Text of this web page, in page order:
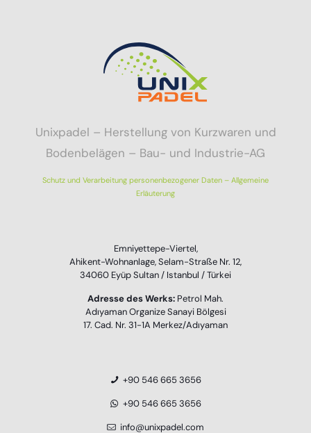
Unixpadel – Herstellung von Kurzwaren und
Bodenbelägen – Bau- und Industrie-AG
Schutz und Verarbeitung personenbezogener Daten – Allgemeine
Erläuterung
Emniyettepe-Viertel,
Ahikent-Wohnanlage, Selam-Straße Nr. 12,
34060 Eyüp Sultan / Istanbul / Türkei
Adresse des Werks: Petrol Mah.
Adıyaman Organize Sanayi Bölgesi
17. Cad. Nr. 31-1A Merkez/Adıyaman
+90 546 665 3656
+90 546 665 3656
info@unixpadel.com